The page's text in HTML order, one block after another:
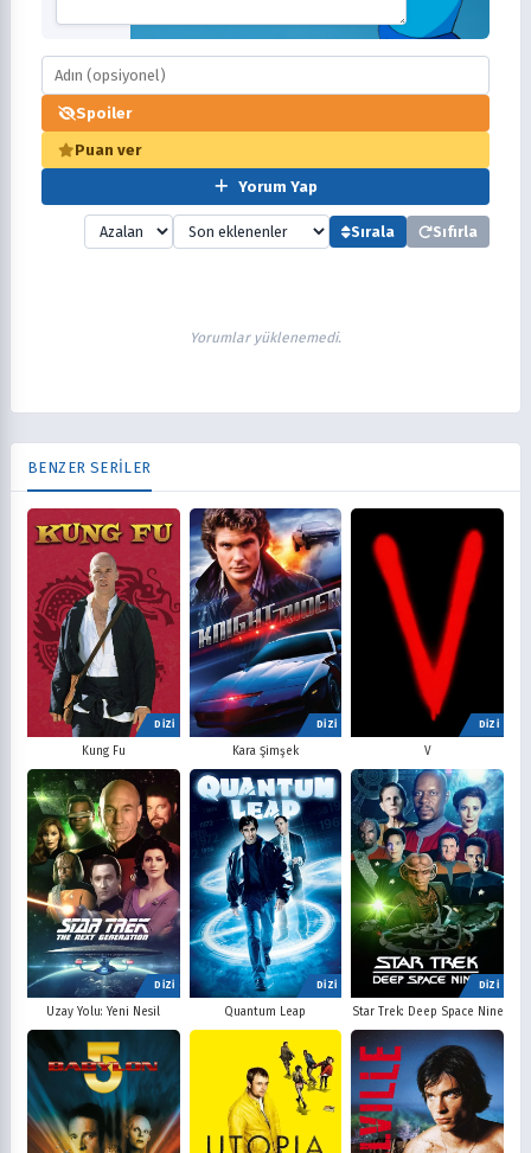
Spoiler
Puan ver
Yorum Yap
Sırala Sıfırla
Yorumlar yüklenemedi.
BENZER SERİLER
DİZİ
Kung Fu
DİZİ
Kara Şimşek
DİZİ
V
DİZİ
Uzay Yolu: Yeni Nesil
DİZİ
Quantum Leap
DİZİ
Star Trek: Deep Space Nine